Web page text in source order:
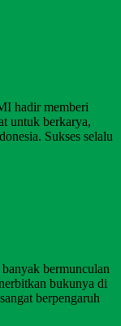
hadir memberi
untuk berkarya,
Sukses selalu
bermunculan
bukunya di
berpengaruh